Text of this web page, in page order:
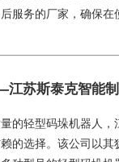
服务的厂家，确保
苏斯泰克智能
的轻型码垛机器人
的选择。该公司以其